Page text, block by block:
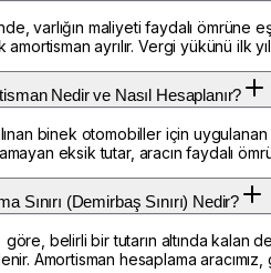
varlığın maliyeti faydalı ömrüne
ayrılır. Vergi yükünü ilk
Nedir ve Nasıl Hesaplanır?
binek otomobiller için uygulanan
eksik tutar, aracın faydalı
Sınırı (Demirbaş Sınırı) Nedir?
belirli bir tutarın altında kalan
Amortisman hesaplama